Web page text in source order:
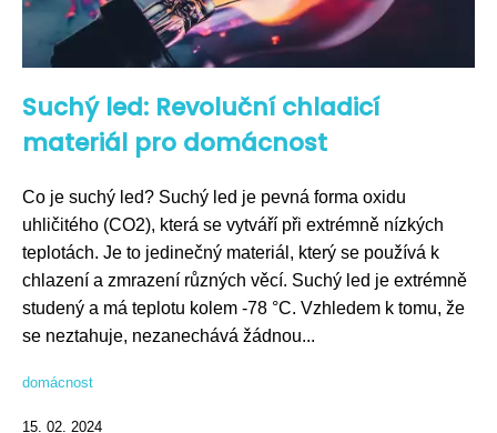
Suchý led: Revoluční chladicí
materiál pro domácnost
Co je suchý led? Suchý led je pevná forma oxidu
uhličitého (CO2), která se vytváří při extrémně nízkých
teplotách. Je to jedinečný materiál, který se používá k
chlazení a zmrazení různých věcí. Suchý led je extrémně
studený a má teplotu kolem -78 °C. Vzhledem k tomu, že
se neztahuje, nezanechává žádnou...
domácnost
15. 02. 2024